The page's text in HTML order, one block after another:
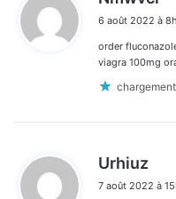
t
:
6 août 2022 à
order
viagra 100mg
Urhiuz
t
7 août 2022 à